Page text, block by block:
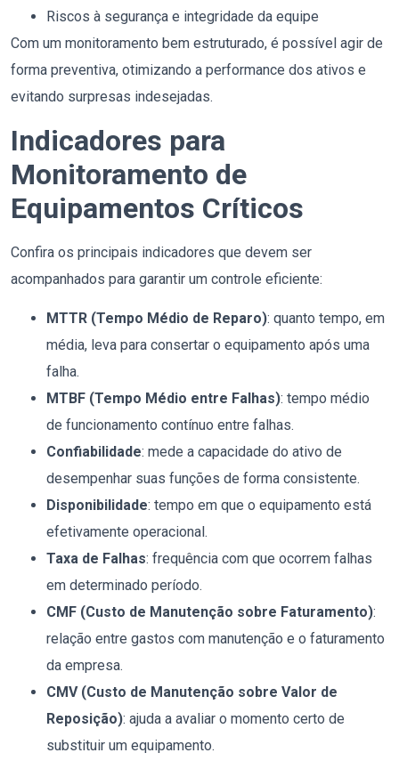
Riscos à segurança e integridade da equipe
Com um monitoramento bem estruturado, é possível agir de
forma preventiva, otimizando a performance dos ativos e
evitando surpresas indesejadas.
Indicadores para
Monitoramento de
Equipamentos Críticos
Confira os principais indicadores que devem ser
acompanhados para garantir um controle eficiente:
MTTR (Tempo Médio de Reparo): quanto tempo, em
média, leva para consertar o equipamento após uma
falha.
MTBF (Tempo Médio entre Falhas): tempo médio
de funcionamento contínuo entre falhas.
Confiabilidade: mede a capacidade do ativo de
desempenhar suas funções de forma consistente.
Disponibilidade: tempo em que o equipamento está
efetivamente operacional.
Taxa de Falhas: frequência com que ocorrem falhas
em determinado período.
CMF (Custo de Manutenção sobre Faturamento):
relação entre gastos com manutenção e o faturamento
da empresa.
CMV (Custo de Manutenção sobre Valor de
Reposição): ajuda a avaliar o momento certo de
substituir um equipamento.